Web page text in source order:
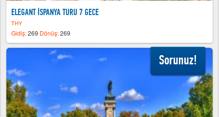
ELEGANT İSPANYA TURU 7 GECE
THY
Gidiş:269 Dönüş:269
Sorunuz!